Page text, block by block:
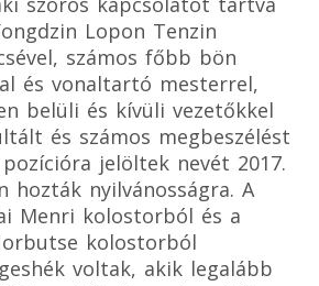
Lopon Tenzin
számos főbb bön
és vonaltartó mesterrel,
belüli és kívüli vezetőkkel
és számos megbeszélést
jelöltek nevét 2017.
hozták nyilvánosságra. A
Menri kolostorból és a
kolostorból
voltak, akik legalább